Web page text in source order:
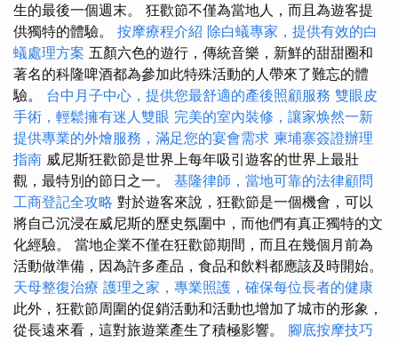
生的最後一個週末。 狂歡節不僅為當地人，而且為遊客提
供獨特的體驗。 按摩療程介紹 除白蟻專家，提供有效的白
蟻處理方案 五顏六色的遊行，傳統音樂，新鮮的甜甜圈和
著名的科隆啤酒都為參加此特殊活動的人帶來了難忘的體
驗。 台中月子中心，提供您最舒適的產後照顧服務 雙眼皮
手術，輕鬆擁有迷人雙眼 完美的室內裝修，讓家焕然一新
提供專業的外燴服務，滿足您的宴會需求 柬埔寨簽證辦理
指南 威尼斯狂歡節是世界上每年吸引遊客的世界上最壯
觀，最特別的節日之一。 基隆律師，當地可靠的法律顧問
工商登記全攻略 對於遊客來說，狂歡節是一個機會，可以
將自己沉浸在威尼斯的歷史氛圍中，而他們有真正獨特的文
化經驗。 當地企業不僅在狂歡節期間，而且在幾個月前為
活動做準備，因為許多產品，食品和飲料都應該及時開始。
天母整復治療 護理之家，專業照護，確保每位長者的健康
此外，狂歡節周圍的促銷活動和活動也增加了城市的形象，
從長遠來看，這對旅遊業產生了積極影響。 腳底按摩技巧